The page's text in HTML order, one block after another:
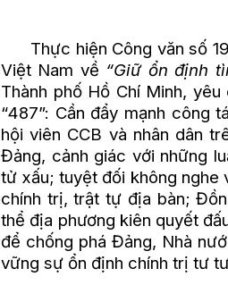
Thực hiện Công văn số
Việt Nam về “Giữ ổn định
Thành phố Hồ Chí Minh,
“487”: Cần đẩy mạnh công
hội viên CCB và nhân dân
Đảng, cảnh giác với những
tử xấu; tuyệt đối không nghe
chính trị, trật tự địa bàn;
thể địa phương kiên quyết
để chống phá Đảng, Nhà
vững sự ổn định chính trị tư